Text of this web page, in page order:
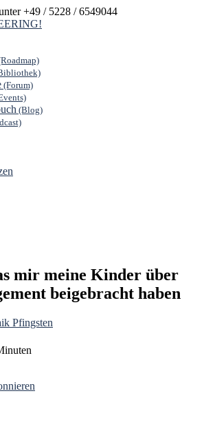
+49 / 5228 / 6549044
(Forum)
(Blog)
mir meine Kinder über
beigebracht haben
Pfingsten